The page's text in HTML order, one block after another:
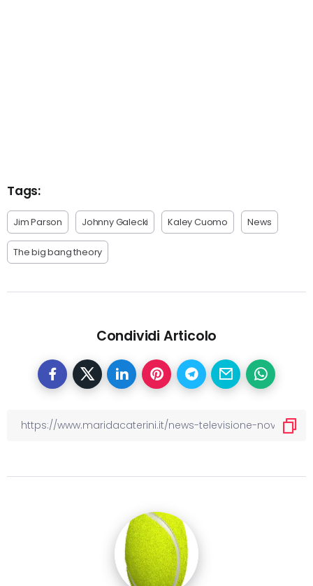
Tags:
Jim Parson Johnny Galecki Kaley Cuomo News
The big bang theory
Condividi Articolo